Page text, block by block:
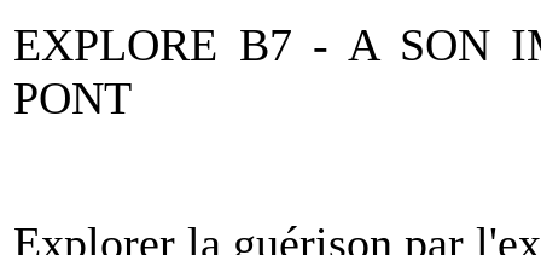
EXPLORE B7 - A SON
PONT
Explorer la guérison par